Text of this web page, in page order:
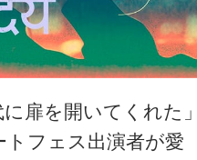
扉を開いてくれた
フェス出演者が愛